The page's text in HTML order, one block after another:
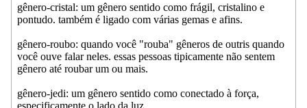
gênero-cristal: um gênero sentido como frágil, cristalino e
pontudo. também é ligado com várias gemas e afins.
gênero-roubo: quando você "rouba" gêneros de outris quando
você ouve falar neles. essas pessoas tipicamente não sentem
gênero até roubar um ou mais.
gênero-jedi: um gênero sentido como conectado à força,